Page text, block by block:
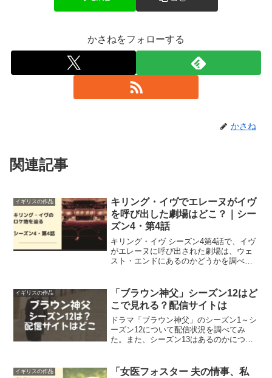
かさねをフォローする
かさね
関連記事
イギリスの作品
キリング・イヴでエレーヌがイヴ
を呼び出した劇場はどこ？｜シー
ズン4・第4話
キリング・イヴ シーズン4第4話で、イヴ
がエレーヌに呼び出された劇場は、ウェ
スト・エンドにあるのかどうかを調べて
ご紹介！
イギリスの作品
「ブラウン神父」シーズン12はど
こで見れる？配信サイトは
ドラマ「ブラウン神父」のシーズン1～シ
ーズン12について配信状況を調べてみ
た。また、シーズン13はあるのかについ
イギリスの作品
「女医フォスター 夫の情事、私